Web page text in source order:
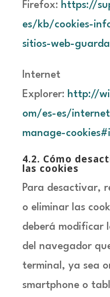
Firefox: https://
es/kb/cookies-
sitios-web-
Internet
Explorer: http://
om/es-es/
manage-
4.2. Cómo
las cookies
Para desactivar,
o eliminar las
deberá modificar
del navegador
terminal, ya sea
smartphone o